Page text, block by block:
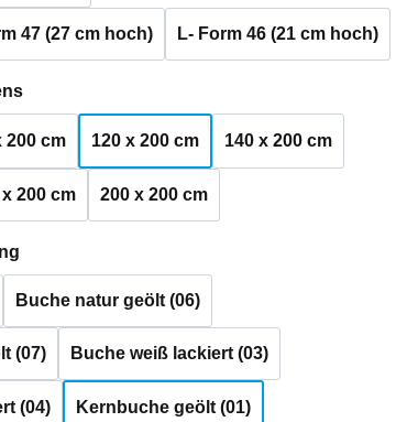
47 (27 cm hoch) L- Form 46 (21 cm hoch)
auswählen
200 cm 120 x 200 cm 140 x 200 cm
x 200 cm 200 x 200 cm
Buche natur geölt (06)
(07) Buche weiß lackiert (03)
(04) Kernbuche geölt (01)